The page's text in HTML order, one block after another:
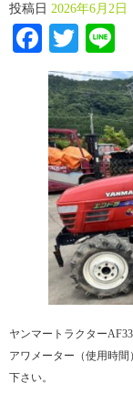
投稿日 2026年6月2日
ヤンマートラクター
アワメーター（使用時
下さい。